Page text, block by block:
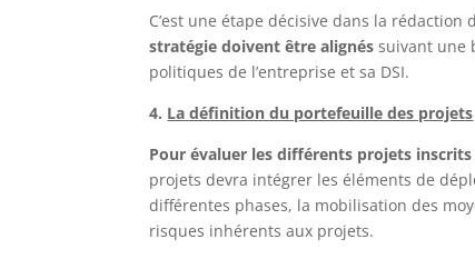
C’est une étape décisive dans la
stratégie doivent être alignés suivant une
politiques de l’entreprise et sa DSI.
4. La définition du portefeuille des projets
Pour évaluer les différents projets
projets devra intégrer les éléments de
différentes phases, la mobilisation des
risques inhérents aux projets.